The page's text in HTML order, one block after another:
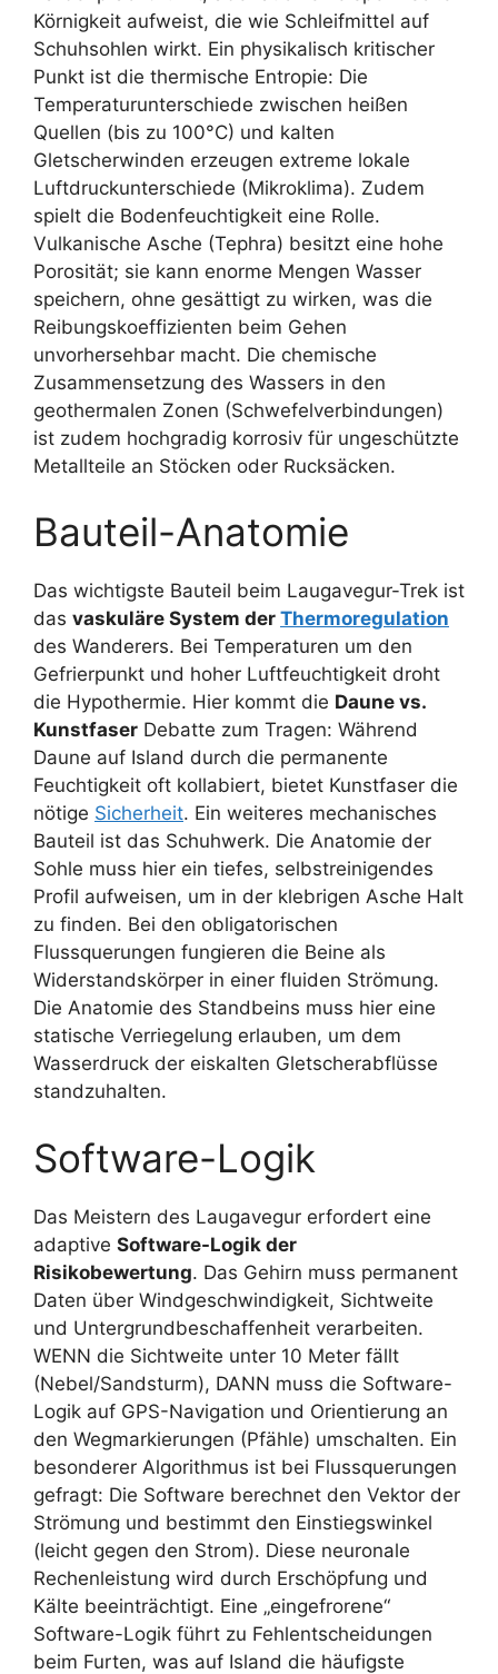
Körnigkeit aufweist, die wie Schleifmittel auf
Schuhsohlen wirkt. Ein physikalisch kritischer
Punkt ist die thermische Entropie: Die
Temperaturunterschiede zwischen heißen
Quellen (bis zu 100°C) und kalten
Gletscherwinden erzeugen extreme lokale
Luftdruckunterschiede (Mikroklima). Zudem
spielt die Bodenfeuchtigkeit eine Rolle.
Vulkanische Asche (Tephra) besitzt eine hohe
Porosität; sie kann enorme Mengen Wasser
speichern, ohne gesättigt zu wirken, was die
Reibungskoeffizienten beim Gehen
unvorhersehbar macht. Die chemische
Zusammensetzung des Wassers in den
geothermalen Zonen (Schwefelverbindungen)
ist zudem hochgradig korrosiv für ungeschützte
Metallteile an Stöcken oder Rucksäcken.
Bauteil-Anatomie
Das wichtigste Bauteil beim Laugavegur-Trek ist
das vaskuläre System der Thermoregulation
des Wanderers. Bei Temperaturen um den
Gefrierpunkt und hoher Luftfeuchtigkeit droht
die Hypothermie. Hier kommt die Daune vs.
Kunstfaser Debatte zum Tragen: Während
Daune auf Island durch die permanente
Feuchtigkeit oft kollabiert, bietet Kunstfaser die
nötige Sicherheit. Ein weiteres mechanisches
Bauteil ist das Schuhwerk. Die Anatomie der
Sohle muss hier ein tiefes, selbstreinigendes
Profil aufweisen, um in der klebrigen Asche Halt
zu finden. Bei den obligatorischen
Flussquerungen fungieren die Beine als
Widerstandskörper in einer fluiden Strömung.
Die Anatomie des Standbeins muss hier eine
statische Verriegelung erlauben, um dem
Wasserdruck der eiskalten Gletscherabflüsse
standzuhalten.
Software-Logik
Das Meistern des Laugavegur erfordert eine
adaptive Software-Logik der
Risikobewertung. Das Gehirn muss permanent
Daten über Windgeschwindigkeit, Sichtweite
und Untergrundbeschaffenheit verarbeiten.
WENN die Sichtweite unter 10 Meter fällt
(Nebel/Sandsturm), DANN muss die Software-
Logik auf GPS-Navigation und Orientierung an
den Wegmarkierungen (Pfähle) umschalten. Ein
besonderer Algorithmus ist bei Flussquerungen
gefragt: Die Software berechnet den Vektor der
Strömung und bestimmt den Einstiegswinkel
(leicht gegen den Strom). Diese neuronale
Rechenleistung wird durch Erschöpfung und
Kälte beeinträchtigt. Eine „eingefrorene“
Software-Logik führt zu Fehlentscheidungen
beim Furten, was auf Island die häufigste